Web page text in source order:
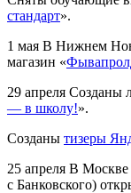
стандарт».
1 мая В Нижнем
магазин «
29 апреля Созданы
— в школу!».
Созданы тизеры
25 апреля В Москве
с Банковского)